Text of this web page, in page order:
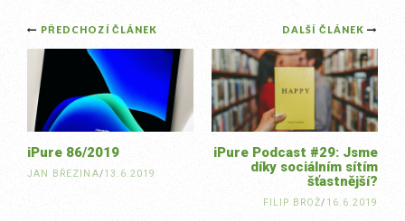
Post
navigation
DALŠÍ ČLÁNEK
iPure Podcast #29: Jsme
díky sociálním sítím
šťastnější?
FILIP BROŽ/ 16.6.2019
PŘEDCHOZÍ ČLÁNEK
iPure 86/2019
JAN BŘEZINA/13.6.2019